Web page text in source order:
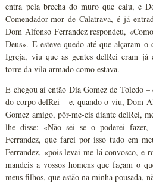
entra pela brecha do muro que caiu, e
Comendador-mor de Calatrava, é já
Dom Alfonso Ferrandez respondeu,
Deus». E esteve quedo até que alçaram
Igreja, viu que as gentes delRei eram já
torre da vila armado como estava.
E chegou aí então Dia Gomez de Toledo
do corpo delRei – e, quando o viu, Dom
Gomez amigo, pôr-me-eis diante delRei,
lhe disse: «Não sei se o poderei
Ferrandez, que farei por isso tudo em
Ferrandez, «pois levai-me lá convosco, e
mandeis a vossos homens que façam o
meus filhos, que estão na minha pousada,